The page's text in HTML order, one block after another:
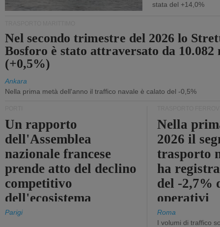
stata del +14,0%
Nel secondo trimestre del 2026 lo
Bosforo è stato attraversato da 10.082
(+0,5%)
Ankara
Nella prima metà dell'anno il traffico navale è calato del -0,5%
Un rapporto
dell'Assemblea
nazionale francese
prende atto del declino
competitivo
dell'ecosistema
portuale statale
Parigi
Nella
2026 il
trasporto
ha
del -2,7%
operativi
Roma
I volumi di traffico